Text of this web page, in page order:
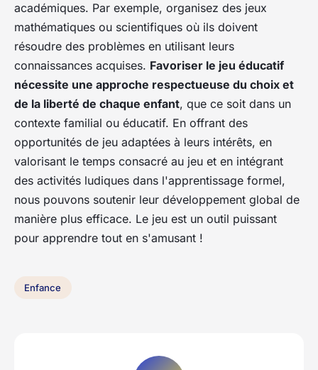
académiques. Par exemple, organisez des jeux
mathématiques ou scientifiques où ils doivent
résoudre des problèmes en utilisant leurs
connaissances acquises. Favoriser le jeu éducatif
nécessite une approche respectueuse du choix et
de la liberté de chaque enfant, que ce soit dans un
contexte familial ou éducatif. En offrant des
opportunités de jeu adaptées à leurs intérêts, en
valorisant le temps consacré au jeu et en intégrant
des activités ludiques dans l'apprentissage formel,
nous pouvons soutenir leur développement global de
manière plus efficace. Le jeu est un outil puissant
pour apprendre tout en s'amusant !
Enfance